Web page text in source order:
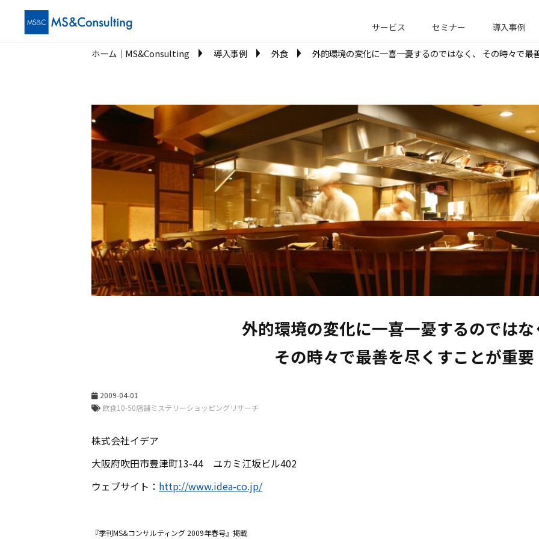
サービス セミナー 導入事例
ホーム│MS&Consulting 導入事例 外食 外的環境の変化に一喜一憂するのではなく、 その時々で最
外的環境の変化に一喜一憂するのでは
その時々で最善を尽くすことが重要
2009-04-01
株式会社イデア
大阪府吹田市豊津町13-44 ユカミ江坂ビル402
ウェブサイト： http://www.idea-co.jp/
『季刊MS&コンサルティング 2009年春号』掲載